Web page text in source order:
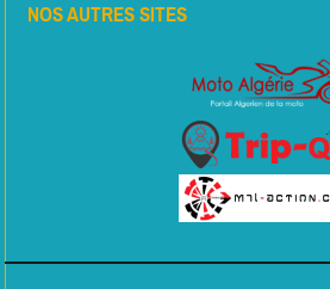
NOS AUTRES SITES